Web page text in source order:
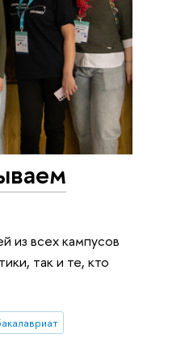
из всех кампусов
так и те, кто